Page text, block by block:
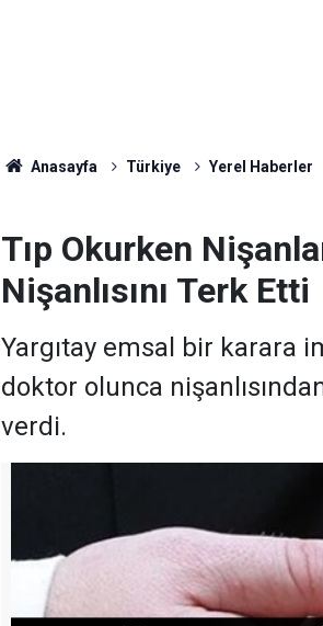
Anasayfa Türkiye Yerel Haberler
Tıp Okurken
Nişanlısını Terk Etti
Yargıtay emsal bir karara
doktor olunca
verdi.